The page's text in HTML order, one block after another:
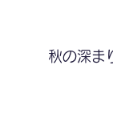
秋の深ま